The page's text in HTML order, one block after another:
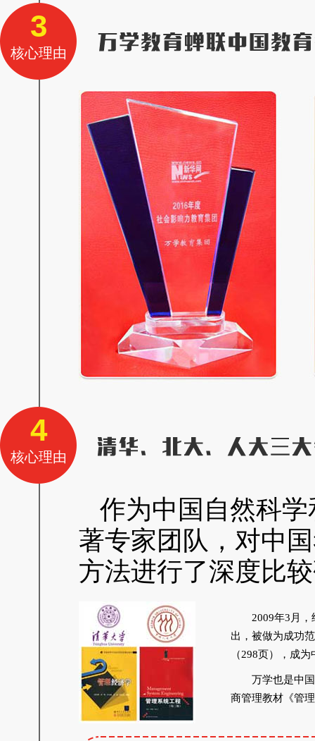
3
核心理由
4
核心理由
作为中国自然科
著专家团队，对中
方法进行了深度比
2009年3月
出，被做为成功
（298页），成
万学也是中
商管理教材《管